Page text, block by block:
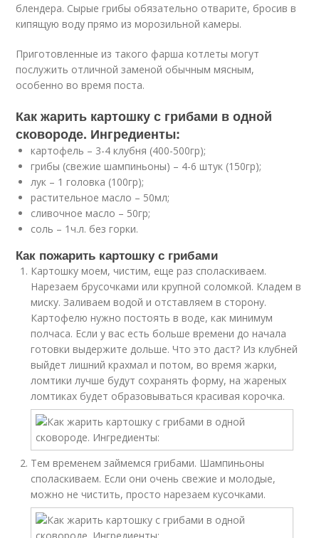
блендера. Сырые грибы обязательно отварите, бросив в
кипящую воду прямо из морозильной камеры.
Приготовленные из такого фарша котлеты могут
послужить отличной заменой обычным мясным,
особенно во время поста.
Как жарить картошку с грибами в одной
сковороде. Ингредиенты:
картофель – 3-4 клубня (400-500гр);
грибы (свежие шампиньоны) – 4-6 штук (150гр);
лук – 1 головка (100гр);
растительное масло – 50мл;
сливочное масло – 50гр;
соль – 1ч.л. без горки.
Как пожарить картошку с грибами
Картошку моем, чистим, еще раз споласкиваем.
Нарезаем брусочками или крупной соломкой. Кладем в
миску. Заливаем водой и отставляем в сторону.
Картофелю нужно постоять в воде, как минимум
полчаса. Если у вас есть больше времени до начала
готовки выдержите дольше. Что это даст? Из клубней
выйдет лишний крахмал и потом, во время жарки,
ломтики лучше будут сохранять форму, на жареных
ломтиках будет образовываться красивая корочка.
Тем временем займемся грибами. Шампиньоны
споласкиваем. Если они очень свежие и молодые,
можно не чистить, просто нарезаем кусочками.